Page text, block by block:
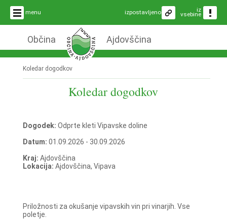
menu iz
vsebine
izpostavljeno
Občina Ajdovščina
Koledar dogodkov
Koledar dogodkov
Dogodek: Odprte kleti Vipavske doline
Datum: 01.09.2026 - 30.09.2026
Kraj: Ajdovščina
Lokacija: Ajdovščina, Vipava
Priložnosti za okušanje vipavskih vin pri vinarjih. Vse
poletje.